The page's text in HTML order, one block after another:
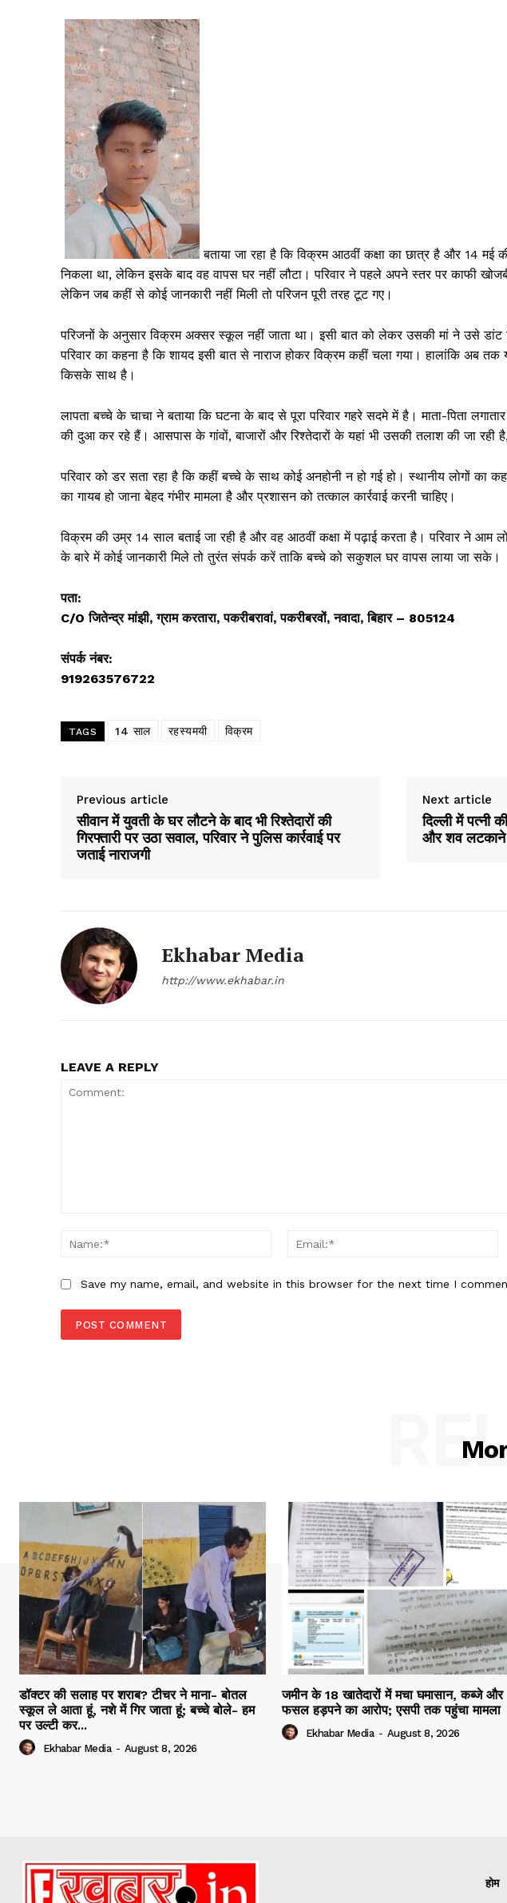
News Week
बताया जा रहा है कि विक्रम आठवीं कक्षा का छात्र है और 14
निकला था, लेकिन इसके बाद वह वापस घर नहीं लौटा। परिवार ने पहले अपने स्तर पर काफी
लेकिन जब कहीं से कोई जानकारी नहीं मिली तो परिजन पूरी तरह टूट गए।
परिजनों के अनुसार विक्रम अक्सर स्कूल नहीं जाता था। इसी बात को लेकर उसकी मां ने उसे डांट
परिवार का कहना है कि शायद इसी बात से नाराज होकर विक्रम कहीं चला गया। हालांकि अब
किसके साथ है।
लापता बच्चे के चाचा ने बताया कि घटना के बाद से पूरा परिवार गहरे सदमे में है। माता-पिता
की दुआ कर रहे हैं। आसपास के गांवों, बाजारों और रिश्तेदारों के यहां भी उसकी तलाश की जा रही
परिवार को डर सता रहा है कि कहीं बच्चे के साथ कोई अनहोनी न हो गई हो। स्थानीय लोगों का
का गायब हो जाना बेहद गंभीर मामला है और प्रशासन को तत्काल कार्रवाई करनी चाहिए।
विक्रम की उम्र 14 साल बताई जा रही है और वह आठवीं कक्षा में पढ़ाई करता है। परिवार ने आम
के बारे में कोई जानकारी मिले तो तुरंत संपर्क करें ताकि बच्चे को सकुशल घर वापस लाया जा सके।
पता:
C/O जितेन्द्र मांझी, ग्राम करतारा, पकरीबरावां, पकरीबरवों, नवादा, बिहार – 805124
संपर्क नंबर:
919263576722
TAGS 14 साल रहस्यमयी विक्रम
Previous article
सीवान में युवती के घर लौटने के बाद भी रिश्तेदारों की
गिरफ्तारी पर उठा सवाल, परिवार ने पुलिस कार्रवाई पर
जताई नाराजगी
Next article
दिल्ली में पत्नी
और शव लटकाने
Ekhabar Media
http://www.ekhabar.in
LEAVE A REPLY
Name:*
Save my name, email, and website in this browser for the next time I
डॉक्टर की सलाह पर शराब? टीचर ने माना- बोतल
स्कूल ले आता हूं, नशे में गिर जाता हूं; बच्चे बोले- हम
पर उल्टी कर...
Ekhabar Media - August 8, 2026
जमीन के 18 खातेदारों में मचा घमासान, कब्जे और
फसल हड़पने का आरोप; एसपी तक पहुंचा मामला
Ekhabar Media - August 8, 2026
होम